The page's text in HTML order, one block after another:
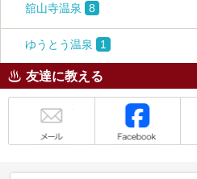
舘山寺温泉 8
ゆうとう温泉 1
友達に教える